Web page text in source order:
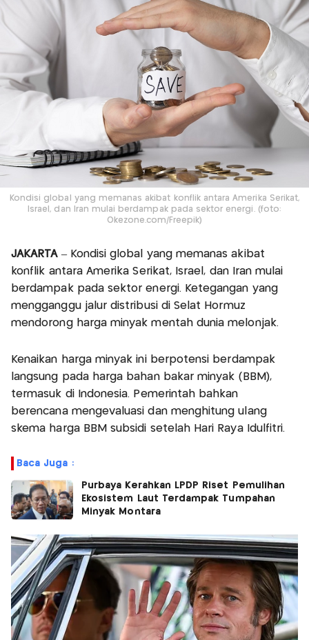
Kondisi global yang memanas akibat konflik antara Amerika Serikat,
Israel, dan Iran mulai berdampak pada sektor energi. (foto:
Okezone.com/Freepik)
JAKARTA– Kondisi global yang memanas akibat
konflik antara Amerika Serikat, Israel, dan Iran mulai
berdampak pada sektor energi. Ketegangan yang
mengganggu jalur distribusi di Selat Hormuz
mendorong harga minyak mentah dunia melonjak.
Kenaikan harga minyak ini berpotensi berdampak
langsung pada harga bahan bakar minyak (BBM),
termasuk di Indonesia. Pemerintah bahkan
berencana mengevaluasi dan menghitung ulang
skema harga BBM subsidi setelah Hari Raya Idulfitri.
Baca Juga :
Purbaya Kerahkan LPDP Riset Pemulihan
Ekosistem Laut Terdampak Tumpahan
Minyak Montara